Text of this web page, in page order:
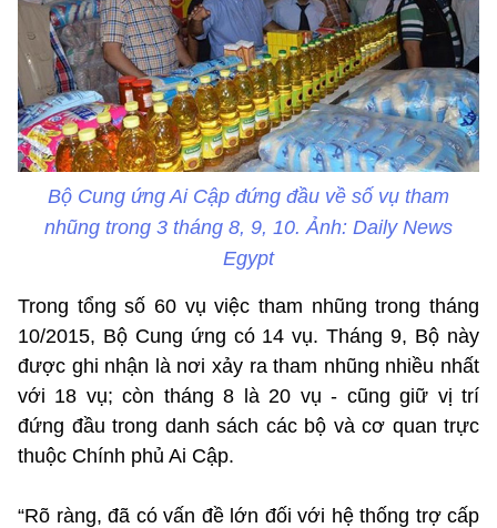
Bộ Cung ứng Ai Cập đứng đầu về số vụ tham
nhũng trong 3 tháng 8, 9, 10. Ảnh: Daily News
Egypt
Trong tổng số 60 vụ việc tham nhũng trong tháng
10/2015, Bộ Cung ứng có 14 vụ. Tháng 9, Bộ này
được ghi nhận là nơi xảy ra tham nhũng nhiều nhất
với 18 vụ; còn tháng 8 là 20 vụ - cũng giữ vị trí
đứng đầu trong danh sách các bộ và cơ quan trực
thuộc Chính phủ Ai Cập.
“Rõ ràng, đã có vấn đề lớn đối với hệ thống trợ cấp